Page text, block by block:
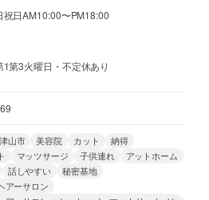
祝日AM10:00〜PM18:00
第3火曜日・不定休あり
津山市 美容院 カット
納得
マッツサージ 子供連れ
アットホーム
話しやすい
秘密基地
アーサロン